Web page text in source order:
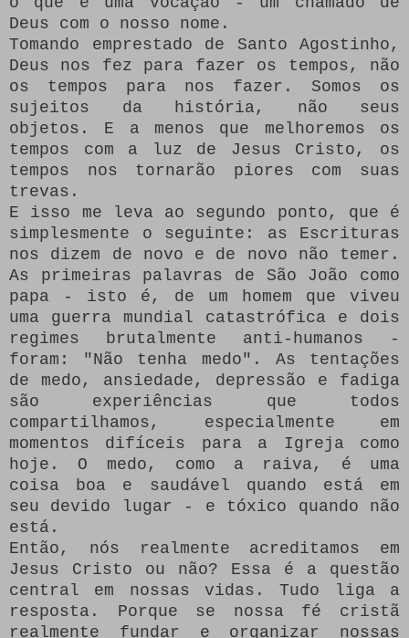
Deus com o nosso nome.
Tomando emprestado de Santo Agostinho,
Deus nos fez para fazer os tempos, não
os tempos para nos fazer.
Somos os
sujeitos da história, não seus
objetos.
E a menos que melhoremos os
tempos com a luz de Jesus Cristo, os
tempos nos tornarão piores com suas
trevas.
E isso me leva ao segundo ponto, que é
simplesmente o seguinte: as Escrituras
nos dizem de novo e de novo não temer.
As primeiras palavras de São João como
papa - isto é, de um homem que viveu
uma guerra mundial catastrófica e dois
regimes brutalmente anti-humanos -
foram: "Não tenha medo". As tentações
de medo, ansiedade, depressão e fadiga
são experiências que todos
compartilhamos, especialmente em
momentos difíceis para a Igreja como
hoje.
O medo, como a raiva, é uma
coisa boa e saudável quando está em
seu devido lugar - e tóxico quando não
está.
Então, nós realmente acreditamos em
Jesus Cristo ou não?
Essa é a questão
central em nossas vidas.
Tudo liga a
resposta.
Porque se nossa fé cristã
realmente fundar e organizar nossas